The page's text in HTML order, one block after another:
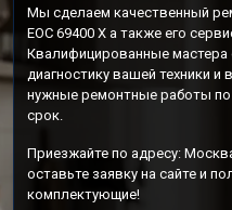
Мы сделаем качественный
EOC 69400 X а также его
Квалифицированные
диагностику вашей техники
нужные ремонтные работы по
срок.
Приезжайте по адресу:
оставьте заявку на сайте и
комплектующие!